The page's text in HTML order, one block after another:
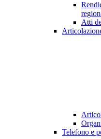
Atti
Telefono e